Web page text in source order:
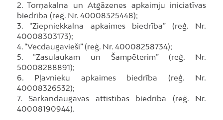
2. Torņakalna un Atgāzenes apkaimju iniciatīvas
biedrība (reģ. Nr. 40008325448);
3. “Ziepniekkalna apkaimes biedrība” (reģ. Nr.
40008303173);
4. “Vecdaugavieši” (reģ. Nr. 40008258734);
5. “Zasulaukam un Šampēterim” (reģ. Nr.
50008288891);
6. Pļavnieku apkaimes biedrība (reģ. Nr.
40008326532);
7. Sarkandaugavas attīstības biedrība (reģ. Nr.
40008190944).